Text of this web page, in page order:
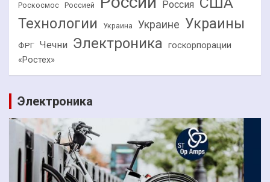
Роскосмос Россией Россия
Технологии Украина Украине Украины
ФРГ Чечни Электроника госкорпорации
«Ростех»
Электроника